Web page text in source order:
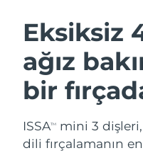
Eksiksiz
ağız
bir
ISSATM
mini 3
dili fırçalamanın
Yüz temizleme
LUNA™
Anti-aging
BEAR™
Avusturya
Bahreyn
Belçika
Bermuda